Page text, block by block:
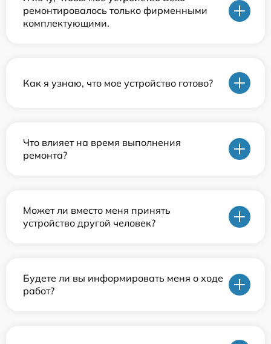
ремонтировалось только фирменными
комплектующими.
Как я узнаю, что мое устройство готово?
Что влияет на время выполнения
ремонта?
Может ли вместо меня принять
устройство другой человек?
Будете ли вы информировать меня о ходе
работ?